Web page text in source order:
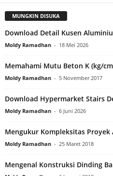
MUNGKIN DISUKA
Download Detail Kusen
Moldy Ramadhan - 18 Mei 2026
Memahami Mutu Beton K (kg/
Moldy Ramadhan - 5 November 2017
Download Hypermarket Stairs
Moldy Ramadhan - 6 Juni 2026
Mengukur Kompleksitas Proyek
Moldy Ramadhan - 25 Maret 2018
Mengenal Konstruksi Dinding